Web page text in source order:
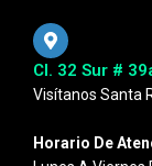
Cl. 32 Sur #
Visítanos Santa
Horario De